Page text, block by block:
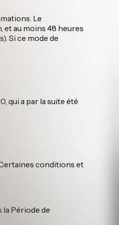
Le
et au moins 48 heures
Si ce mode de
qui a par la suite été
conditions et
Période de